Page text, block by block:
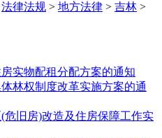
法律法规 > 地方法律 > 吉林 >
实物配租分配方案的通知
林权制度改革实施方案的通
危旧房)改造及住房保障工作实